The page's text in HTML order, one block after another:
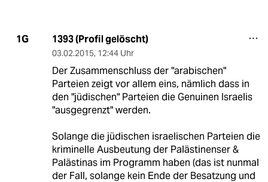
1G 1393 (Profil gelöscht)
03.02.2015, 12:44 Uhr
Der Zusammenschluss der "arabischen"
Parteien zeigt vor allem eins, nämlich dass in
den "jüdischen" Parteien die Genuinen Israelis
"ausgegrenzt" werden.
Solange die jüdischen israelischen Parteien die
kriminelle Ausbeutung der Palästinenser &
Palästinas im Programm haben (das ist nunmal
der Fall, solange kein Ende der Besatzung und